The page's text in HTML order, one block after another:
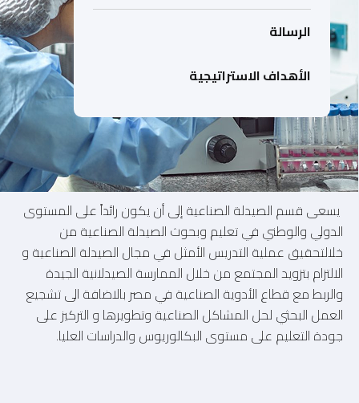
الرسالة
الأهداف الاستراتيجية
يسعى قسم الصيدلة الصناعية إلى أن يكون رائداً على المستوى
الدولي والوطني في تعليم وبحوث الصيدلة الصناعية من
خلالتحقيق عملية التدريس الأمثل في مجال الصيدلة الصناعية و
الالتزام بتزويد المجتمع من خلال الممارسة الصيدلانية الجيدة
والربط مع قطاع الأدوية الصناعية في مصر بالاضافة الى تشجيع
العمل البحثي لحل المشاكل الصناعية وتطويرها و التركيز على
جودة التعليم على مستوى البكالوريوس والدراسات العليا.